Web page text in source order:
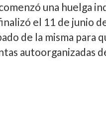
una huelga
el 11 de junio
de la misma para
autoorganizadas